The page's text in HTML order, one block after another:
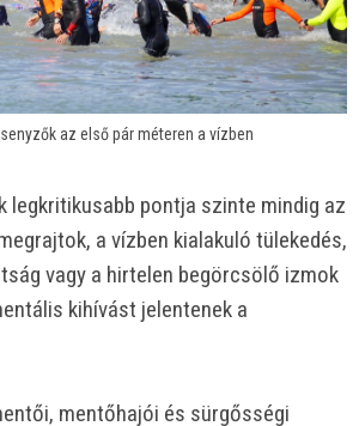
az első pár méteren a vízben
legkritikusabb pontja szinte mindig az
a vízben kialakuló tülekedés,
vagy a hirtelen begörcsölő izmok
kihívást jelentenek a
mentőhajói és sürgősségi